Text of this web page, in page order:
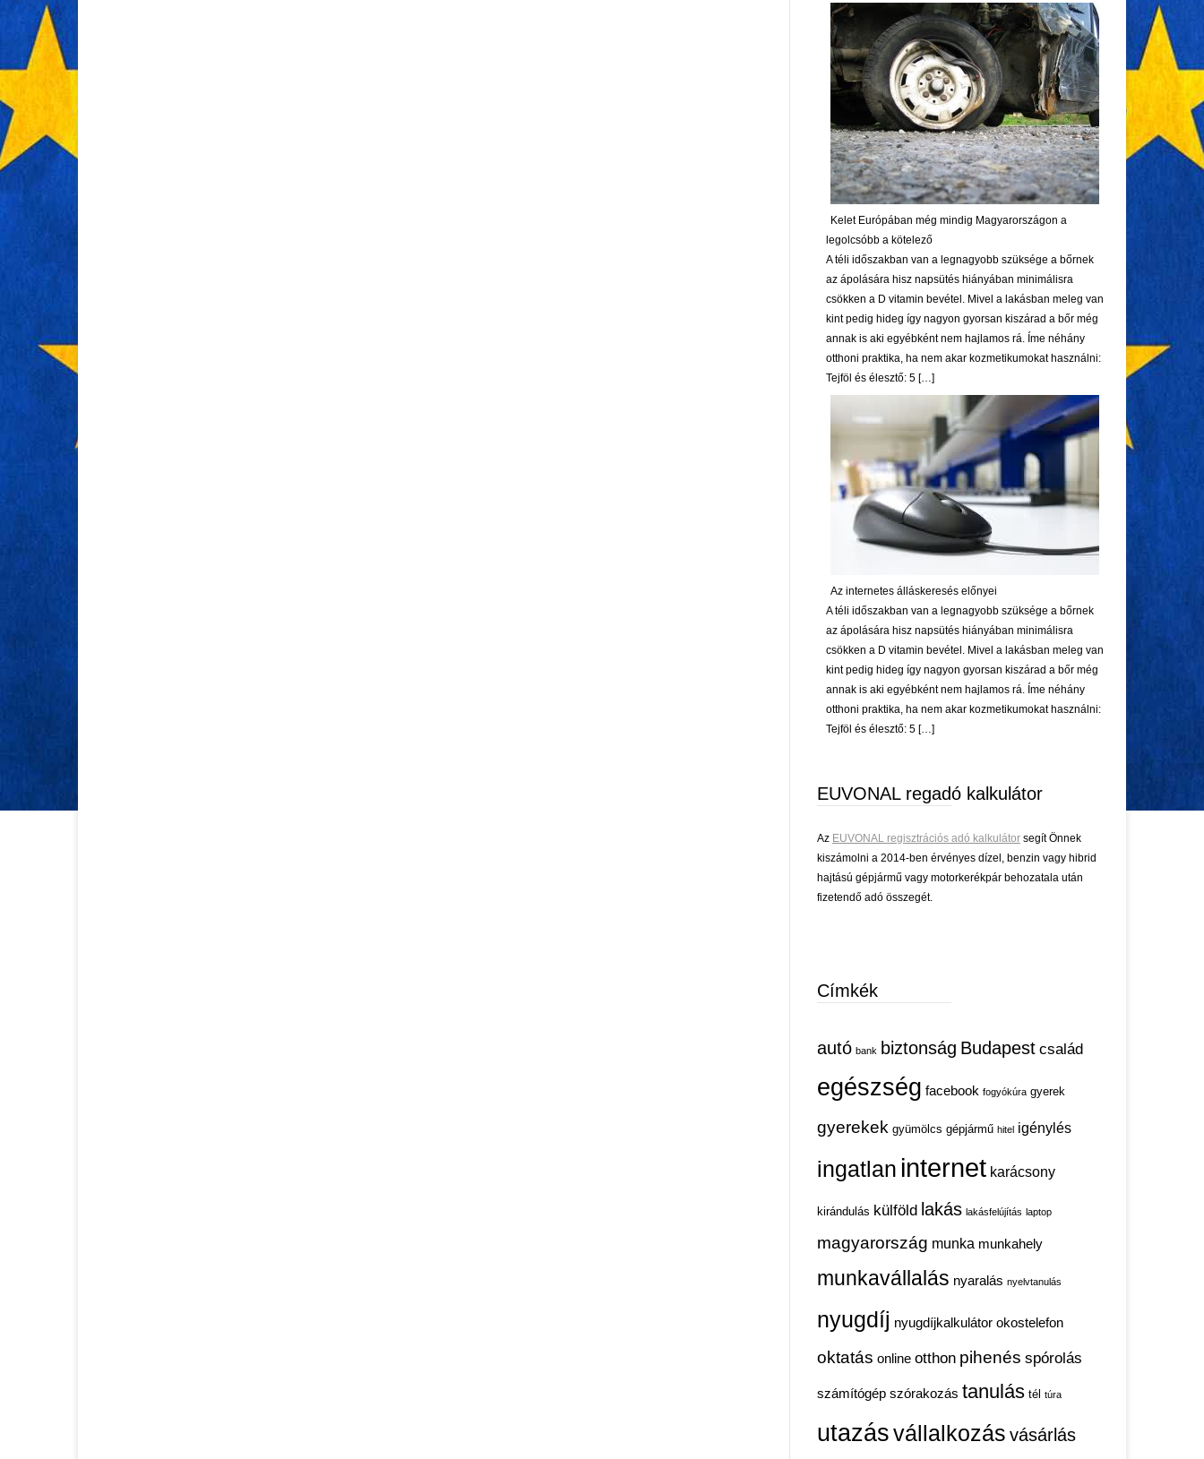
Kelet Európában még mindig Magyarországon a
legolcsóbb a kötelező
A téli időszakban van a legnagyobb szüksége a bőrnek
az ápolására hisz napsütés hiányában minimálisra
csökken a D vitamin bevétel. Mivel a lakásban meleg van
kint pedig hideg így nagyon gyorsan kiszárad a bőr még
annak is aki egyébként nem hajlamos rá. Íme néhány
otthoni praktika, ha nem akar kozmetikumokat használni:
Tejföl és élesztő: 5 […]
Az internetes álláskeresés előnyei
A téli időszakban van a legnagyobb szüksége a bőrnek
az ápolására hisz napsütés hiányában minimálisra
csökken a D vitamin bevétel. Mivel a lakásban meleg van
kint pedig hideg így nagyon gyorsan kiszárad a bőr még
annak is aki egyébként nem hajlamos rá. Íme néhány
otthoni praktika, ha nem akar kozmetikumokat használni:
Tejföl és élesztő: 5 […]
EUVONAL regadó kalkulátor
Az EUVONAL regisztrációs adó kalkulátor segít Önnek
kiszámolni a 2014-ben érvényes dízel, benzin vagy hibrid
hajtású gépjármű vagy motorkerékpár behozatala után
fizetendő adó összegét.
Címkék
autó bank biztonság Budapest család
egészség facebook fogyókúra gyerek
gyerekek gyümölcs gépjármű hitel igénylés
ingatlan internet karácsony
kirándulás külföld lakás lakásfelújítás laptop
magyarország munka munkahely
munkavállalás nyaralás nyelvtanulás
nyugdíj nyugdíjkalkulátor okostelefon
oktatás online otthon pihenés spórolás
számítógép szórakozás tanulás tél túra
utazásvállalkozás vásárlás